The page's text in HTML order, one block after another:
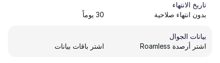
تاريخ الانتهاء
بدون انتهاء صلاحية
30 يوماً
بيانات الجوال
اشتر أرصدة Roamless
اشتر باقات بيانات